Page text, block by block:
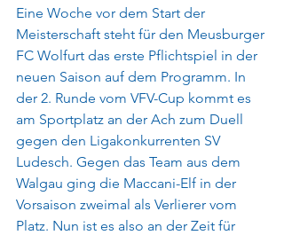
Eine Woche vor dem Start der
Meisterschaft steht für den Meusburger
FC Wolfurt das erste Pflichtspiel in der
neuen Saison auf dem Programm. In
der 2. Runde vom VFV-Cup kommt es
am Sportplatz an der Ach zum Duell
gegen den Ligakonkurrenten SV
Ludesch. Gegen das Team aus dem
Walgau ging die Maccani-Elf in der
Vorsaison zweimal als Verlierer vom
Platz. Nun ist es also an der Zeit für